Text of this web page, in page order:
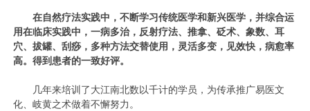
在自然疗法实践中，不断学习传统医学和新兴医学，并综合运
用在临床实践中，一病多治，反射疗法、推拿、砭术、象数、耳
穴、拔罐、刮痧，多种方法交替使用，灵活多变，见效快，病愈率
高。得到患者的一致好评。
几年来培训了大江南北数以千计的学员，为传承推广易医文
化、岐黄之术做着不懈努力。